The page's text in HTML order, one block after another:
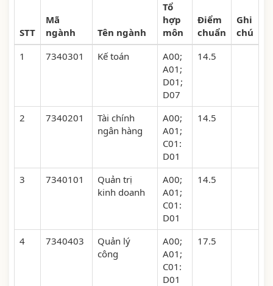
STT
Mã
ngành
Tên ngành
Tổ
hợp
môn
Điểm
chuẩn
Ghi
chú
1
7340301 Kế toán
A00;
A01;
D01;
D07
14.5
2 7340201
Tài chính
ngân hàng
A00;
A01;
C01:
D01
14.5
3 7340101
Quản trị
kinh doanh
A00;
A01;
C01:
D01
14.5
4 7340403
Quản lý
công
A00;
A01;
C01:
D01
17.5